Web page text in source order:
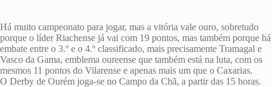
Há muito campeonato para jogar, mas a vitória vale ouro, sobretudo
porque o líder Riachense já vai com 19 pontos, mas também porque há
embate entre o 3.º e o 4.º classificado, mais precisamente Tramagal e
Vasco da Gama, emblema oureense que também está na luta, com os
mesmos 11 pontos do Vilarense e apenas mais um que o Caxarias.
O Derby de Ourém joga-se no Campo da Chã, a partir das 15 horas.